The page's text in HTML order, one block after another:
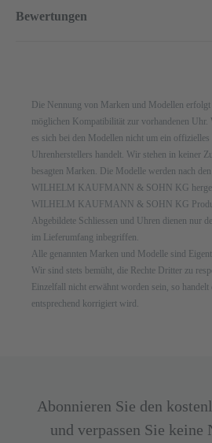
Bewertungen
Die Nennung von Marken und Modellen
möglichen Kompatibilität zur vorhandenen Uhr.
es sich bei den Modellen nicht um ein offizielles
Uhrenherstellers handelt. Wir stehen in keiner
besagten Marken. Die Modelle werden nach
WILHELM KAUFMANN & SOHN KG
WILHELM KAUFMANN & SOHN KG
Abgebildete Schliessen und Uhren dienen nur
im Lieferumfang inbegriffen.
Alle genannten Marken und Modelle sind
Wir sind stets bemüht, die Rechte Dritter zu
Einzelfall nicht erwähnt worden sein, so handelt
entsprechend korrigiert wird.
Abonnieren Sie den
und verpassen Sie keine